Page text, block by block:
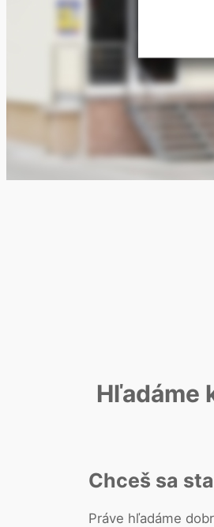
Hľadáme
Chceš sa
Práve hľadáme